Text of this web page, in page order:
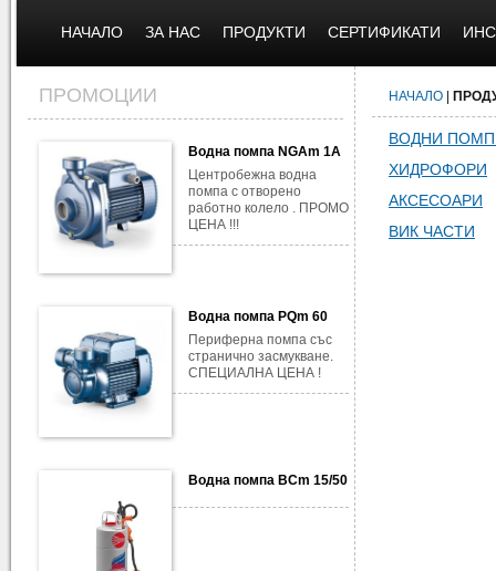
НАЧАЛО ЗА НАС ПРОДУКТИ СЕРТИФИКАТИ
ПРОМОЦИИ
Водна помпа NGAm 1A
Центробежна водна
помпа с отворено
работно колело . ПРОМО
ЦЕНА !!!
Водна помпа PQm 60
Периферна помпа със
странично засмукване.
СПЕЦИАЛНА ЦЕНА !
Водна помпа BCm 15/50
НАЧАЛО
ВОДНИ
ХИДРОФОРИ
АКСЕСОАРИ
ВИК ЧАСТИ